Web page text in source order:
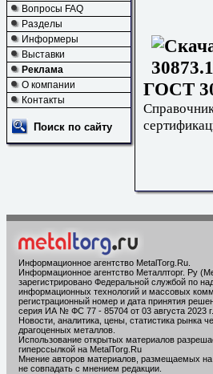
Вопросы FAQ
Разделы
Информеры
Выставки
Реклама
О компании
Контакты
Поиск по сайту
ГОСТ
Информационное агентство MetalTorg.Ru
Информационное агентство Металлторг. Ру
зарегистрировано Федеральной службой по
информационных технологий и массовых
регистрационный номер и дата принятия
серия ИА № ФС 77 - 85704 от 03 августа 2023 г.
Новости, аналитика, цены, статистика рынка
драгоценных металлов.
Использование открытых материалов
гиперссылкой на MetalTorg.Ru
Мнение авторов материалов, размещаемых
не совпадать с мнением редакции.